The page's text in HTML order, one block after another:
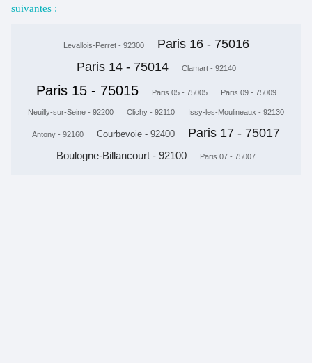
suivantes :
Levallois-Perret - 92300
Paris 16 - 75016
Paris 14 - 75014
Clamart - 92140
Paris 15 - 75015 Paris 05 - 75005 Paris 09 - 75009
Neuilly-sur-Seine - 92200 Clichy - 92110 Issy-les-Moulineaux - 92130
Antony - 92160 Courbevoie - 92400 Paris 17 - 75017
Boulogne-Billancourt - 92100 Paris 07 - 75007